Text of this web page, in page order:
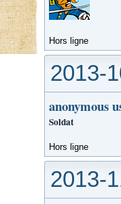
Hors ligne
2013-
anonymous
Soldat
Hors ligne
2013-